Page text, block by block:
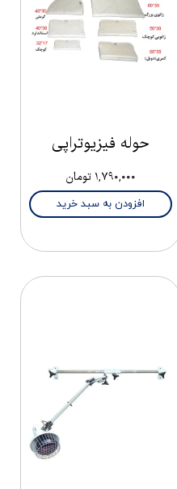
حوله فیزیوتراپی
۱,۷۹۰,۰۰۰ تومان
افزودن به سبد خرید